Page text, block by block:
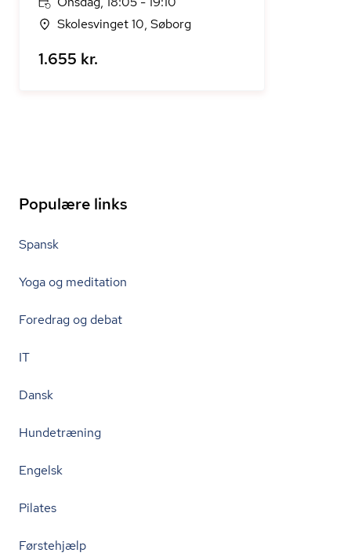
Skolesvinget 10, Søborg
1.655 kr.
Populære links
Spansk
Yoga og meditation
Foredrag og debat
IT
Dansk
Hundetræning
Engelsk
Pilates
Førstehjælp